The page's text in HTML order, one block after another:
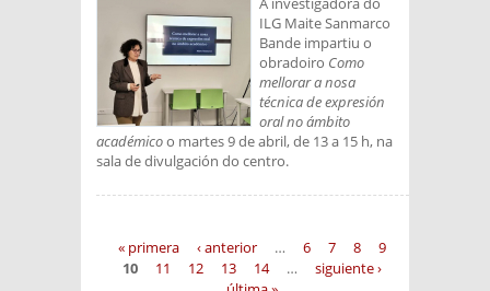
A investigadora do
ILG Maite Sanmarco
Bande impartiu o
obradoiro Como
mellorar a nosa
técnica de expresión
oral no ámbito
académicoo martes 9 de abril, de 13 a 15 h, na
sala de divulgación do centro.
Páginas
« primera ‹ anterior … 6 7 8
9
10
11 12 13 14 …
siguiente ›